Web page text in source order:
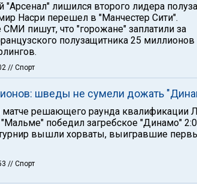
"Арсенал" лишился второго лидера
Насри перешел в "Манчестер Сити".
СМИ пишут, что "горожане" заплатили за
полузащитника 25 миллионов
// Спорт
шведы не сумели дожать
матче решающего раунда квалификации
победил загребское "Динамо"
вышли хорваты, выигравшие
// Спорт